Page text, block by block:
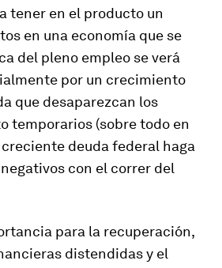
tener en el producto un
en una economía que se
del pleno empleo se verá
por un crecimiento
que desaparezcan los
temporarios (sobre todo en
deuda federal haga
con el correr del
para la recuperación,
distendidas y el